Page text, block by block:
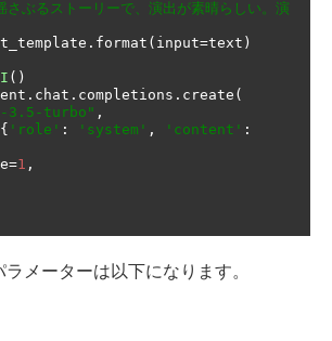
ぶるストーリーで、演出が素晴らしい。演
. format ( input=text )
()
. chat . completions . create (
3.5-turbo" ,
'role' : 'system' , 'content' :
=1 ,
メーターは以下になります。